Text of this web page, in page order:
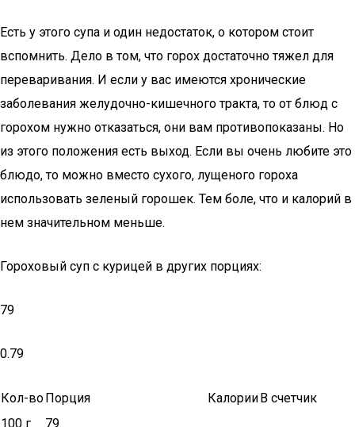
Есть у этого супа и один недостаток, о котором стоит
вспомнить. Дело в том, что горох достаточно тяжел для
переваривания. И если у вас имеются хронические
заболевания желудочно-кишечного тракта, то от блюд с
горохом нужно отказаться, они вам противопоказаны. Но
из этого положения есть выход. Если вы очень любите это
блюдо, то можно вместо сухого, лущеного гороха
использовать зеленый горошек. Тем боле, что и калорий в
нем значительном меньше.
Гороховый суп с курицей в других порциях:
79
0.79
Кол-воПорция КалорииВ счетчик
100 г
79